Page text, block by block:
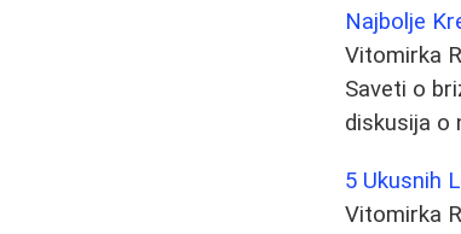
Najbolje
Vitomirka
Saveti o
diskusija o
5 Ukusnih
Vitomirka